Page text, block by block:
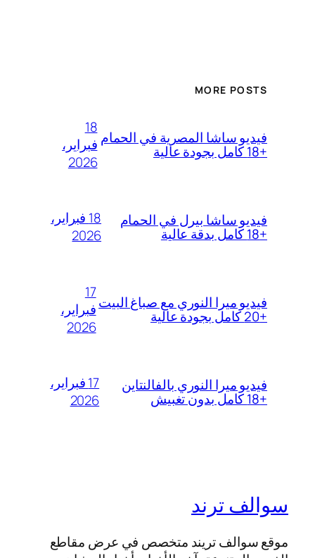
MORE POSTS
فيديو ساشا المصرية في الحمام
+18 كامل بجودة عالية
18
فبراير،
2026
فيديو ساشا بيرل في الحمام
+18 كامل بدقة عالية
18 فبراير،
2026
فيديو ميرا النوري مع صباغ البيت
+20 كامل بجودة عالية
17
فبراير،
2026
فيديو ميرا النوري بالفالنتاين
+18 كامل بدون تغبيش
17 فبراير،
2026
سوالف ترند
موقع سوالف تريند متخصص في عرض مقاطع